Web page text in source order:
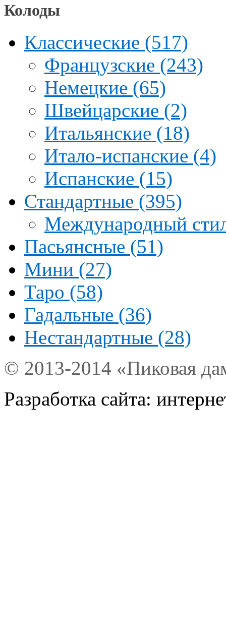
Колоды
Классические (517)
Французские (243)
Немецкие (65)
Швейцарские (2)
Итальянские (18)
Итало-испанские (4)
Испанские (15)
Стандартные (395)
Международный
Пасьянсные (51)
Мини (27)
Таро (58)
Гадальные (36)
Нестандартные (28)
© 2013-2014 «Пиковая
Разработка сайта: